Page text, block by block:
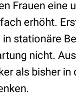
Frauen eine
erhöht.
stationäre
nicht.
als bisher